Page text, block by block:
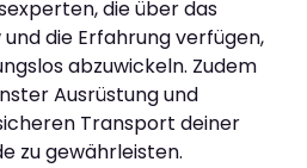
die über das
die Erfahrung verfügen,
abzuwickeln. Zudem
Ausrüstung und
Transport deiner
zu gewährleisten.